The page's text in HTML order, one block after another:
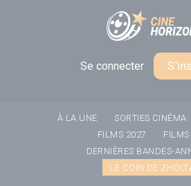
Se connecter
À LA UNE SORTIES CINÉMA
FILMS 2027
DERNIÈRES BANDES-
LE COIN DE
Panneau de gestion des cookies